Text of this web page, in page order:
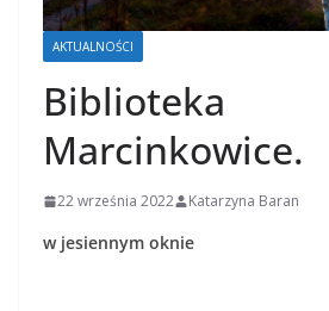
AKTUALNOŚCI
Biblioteka
Marcinkowice.
22 września 2022 Katarzyna Baran
w jesiennym oknie